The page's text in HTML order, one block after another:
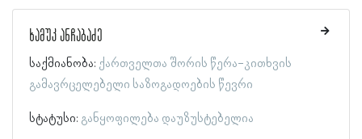
ხამუკ ანჩაბაძე
საქმიანობა: ქართველთა შორის წერა-კითხვის
გამავრცელებელი საზოგადოების წევრი
სტატუსი: განყოფილება დაუზუსტებელია